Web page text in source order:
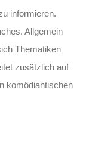
informieren.
Allgemein
Thematiken
zusätzlich auf
komödiantischen